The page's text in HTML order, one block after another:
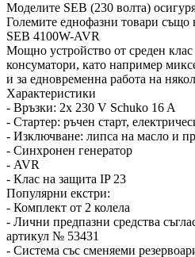
Моделите SEB (230 волта)
Големите еднофазни товари също
SEB 4100W-AVR
Мощно устройство от среден клас
консуматори, като например
и за едновременна работа на
Характеристики
- Връзки: 2x 230 V Schuko 16 A
- Стартер: ръчен старт,
- Изключване: липса на масло и
- Синхронен генератор
- AVR
- Клас на защита IP 23
Популярни екстри:
- Комплект от 2 колела
- Лични предпазни средства
артикул № 53431
- Система със сменяеми